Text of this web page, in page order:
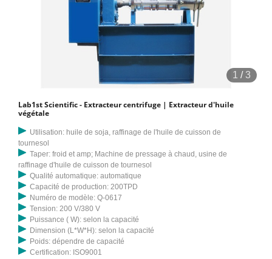
1 /3
Lab1st Scientific - Extracteur centrifuge | Extracteur d'huile
végétale
Utilisation: huile de soja, raffinage de l'huile de cuisson de
tournesol
Taper: froid et amp; Machine de pressage à chaud, usine de
raffinage d'huile de cuisson de tournesol
Qualité automatique: automatique
Capacité de production: 200TPD
Numéro de modèle: Q-0617
Tension: 200 V/380 V
Puissance ( W): selon la capacité
Dimension (L*W*H): selon la capacité
Poids: dépendre de capacité
Certification: ISO9001